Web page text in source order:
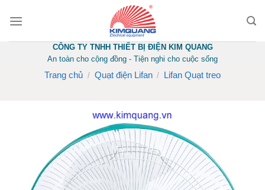
CÔNG TY TNHH THIẾT BỊ ĐIỆN KIM QUANG
An toàn cho cộng đồng - Tiện nghi cho cuộc sống
Trang chủ / Quạt điện Lifan / Lifan Quạt treo